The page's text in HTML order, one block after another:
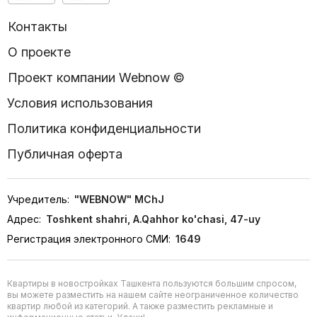
Оставить свой автомобиль можно на вместительном
индивидуальных мест позволит не тратить время на
парковку и не беспокоиться за сохранность своего
автомобиля. Для электрокаров — зарядные станции.
безупречный консьерж-сервис
5 скоростных бесшумных лифтов
девелопер впечатляющей жилой и гостиничной
недвижимости класса бизнес. В портфеле компании уже 7
реализованных и перспективных жилых комплексов в
Ташкенте. Каждый из жилых комплексов индивидуален и
Изящная архитектура, благоустроенная территория и
Команда Resim Tashkent объединена общей целью —
предлагать клиентам недвижимость мечты и дарить
Контакты
О проекте
Проект компании Webnow ©
Условия использования
Политика конфиденциальности
Публичная оферта
Учредитель: "WEBNOW" MChJ
Адрес: Toshkent shahri, A.Qahhor ko'chasi, 47-uy
Регистрация электронного СМИ: 1649
Квартиры в новостройках Ташкента пользуются большим спросом,
вы можете разместить на нашем сайте неограниченное количество
квартир любой из категорий. А также разместить рекламные и